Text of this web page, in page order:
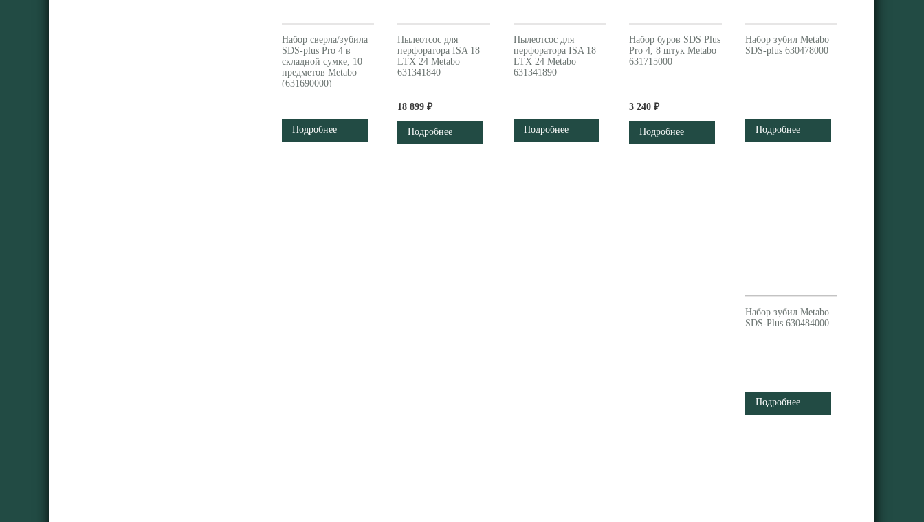
Набор сверла/зубила
SDS-plus Pro 4 в
складной сумке, 10
предметов Metabo
(631690000)
Подробнее
Пылеотсос для
перфоратора ISA 18
LTX 24 Metabo
631341840
18 899 ₽
Подробнее
Пылеотсос для
перфоратора ISA 18
LTX 24 Metabo
631341890
Подробнее
Набор буров SDS Plus
Pro 4, 8 штук Metabo
631715000
3 240 ₽
Подробнее
Набор зубил Metabo
SDS-plus 630478000
Подробнее
Набор зубил Metabo
SDS-Plus 630484000
Подробнее